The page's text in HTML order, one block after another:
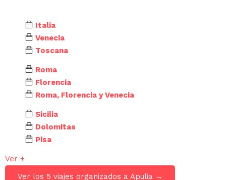
Italia
Venecia
Toscana
Roma
Florencia
Roma, Florencia y Venecia
Sicilia
Dolomitas
Pisa
Ver +
Ver los 5 viajes organizados a Apulia →